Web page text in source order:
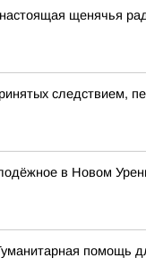
щенячья
следствием,
в Новом
помощь